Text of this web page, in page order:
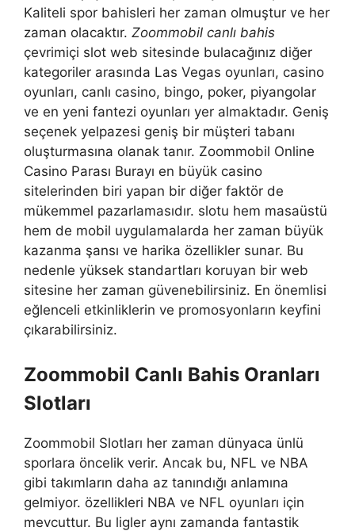
Kaliteli spor bahisleri her zaman olmuştur ve her
zaman olacaktır. Zoommobil canlı bahis
çevrimiçi slot web sitesinde bulacağınız diğer
kategoriler arasında Las Vegas oyunları, casino
oyunları, canlı casino, bingo, poker, piyangolar
ve en yeni fantezi oyunları yer almaktadır. Geniş
seçenek yelpazesi geniş bir müşteri tabanı
oluşturmasına olanak tanır. Zoommobil Online
Casino Parası Burayı en büyük casino
sitelerinden biri yapan bir diğer faktör de
mükemmel pazarlamasıdır. slotu hem masaüstü
hem de mobil uygulamalarda her zaman büyük
kazanma şansı ve harika özellikler sunar. Bu
nedenle yüksek standartları koruyan bir web
sitesine her zaman güvenebilirsiniz. En önemlisi
eğlenceli etkinliklerin ve promosyonların keyfini
çıkarabilirsiniz.
Zoommobil Canlı Bahis Oranları
Slotları
Zoommobil Slotları her zaman dünyaca ünlü
sporlara öncelik verir. Ancak bu, NFL ve NBA
gibi takımların daha az tanındığı anlamına
gelmiyor. özellikleri NBA ve NFL oyunları için
mevcuttur. Bu ligler aynı zamanda fantastik